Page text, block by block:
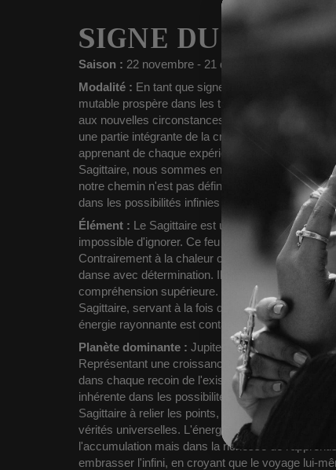
SIGNE DU
Saison : 22 novembre - 21 décembre
Modalité : En tant que signe mutable, le
mutable prospère dans les transitions,
trouve
aux nouvelles circonstances. Le Sagittaire nous
une partie intégrante de la croissance.
Il cherche
apprenant de chaque expérience et en valorisant
Sagittaire, nous sommes encouragés à nous
notre chemin n'est pas défini par notre point de
dans les possibilités infinies de la vie.
Élément :
Le Sagittaire est un signe de feu,
impossible d'ignorer. Ce feu brûle d'une curiosité
Contrairement à la chaleur constante d'un foyer
danse avec détermination.
Il illumine les vérités,
compréhension supérieure.
Cet élément
Sagittaire, servant à la fois de lumière dans
énergie rayonnante est contagieuse, inspirant
Planète dominante : Jupiter, la planète de
Représentant une croissance sans limites,
dans chaque recoin de l'existence. Son
inhérente dans les possibilités de la vie et le
Sagittaire à relier les points, en synthétisant la
vérités universelles. L'énergie de Jupiter rappelle
l'accumulation mais dans la richesse de
embrasser l'infini, en croyant que le voyage lui-